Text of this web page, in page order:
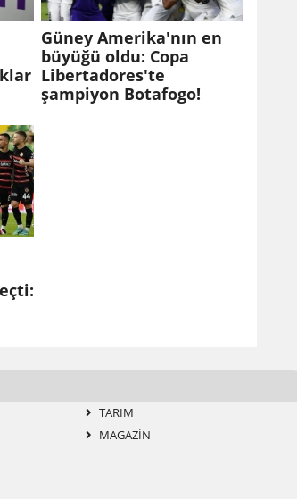
Güney Amerika'nın en
büyüğü oldu: Copa
Libertadores'te
şampiyon Botafogo!
TARIM
MAGAZIN